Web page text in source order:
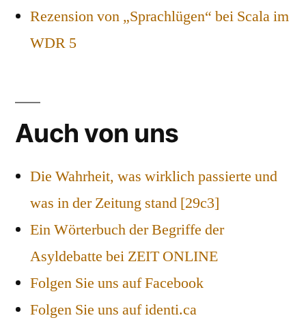
Rezension von „Sprachlügen“ bei Scala im
WDR 5
Auch von uns
Die Wahrheit, was wirklich passierte und
was in der Zeitung stand [29c3]
Ein Wörterbuch der Begriffe der
Asyldebatte bei ZEIT ONLINE
Folgen Sie uns auf Facebook
Folgen Sie uns auf identi.ca